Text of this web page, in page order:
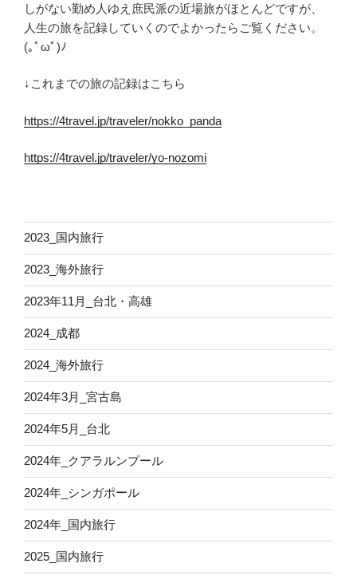
しがない勤め人ゆえ庶民派の近場旅がほとんどですが、
人生の旅を記録していくのでよかったらご覧ください。
(｡ﾟωﾟ)ﾉ
↓これまでの旅の記録はこちら
https://4travel.jp/traveler/nokko_panda
https://4travel.jp/traveler/yo-nozomi
2023_国内旅行
2023_海外旅行
2023年11月_台北・高雄
2024_成都
2024_海外旅行
2024年3月_宮古島
2024年5月_台北
2024年_クアラルンプール
2024年_シンガポール
2024年_国内旅行
2025_国内旅行